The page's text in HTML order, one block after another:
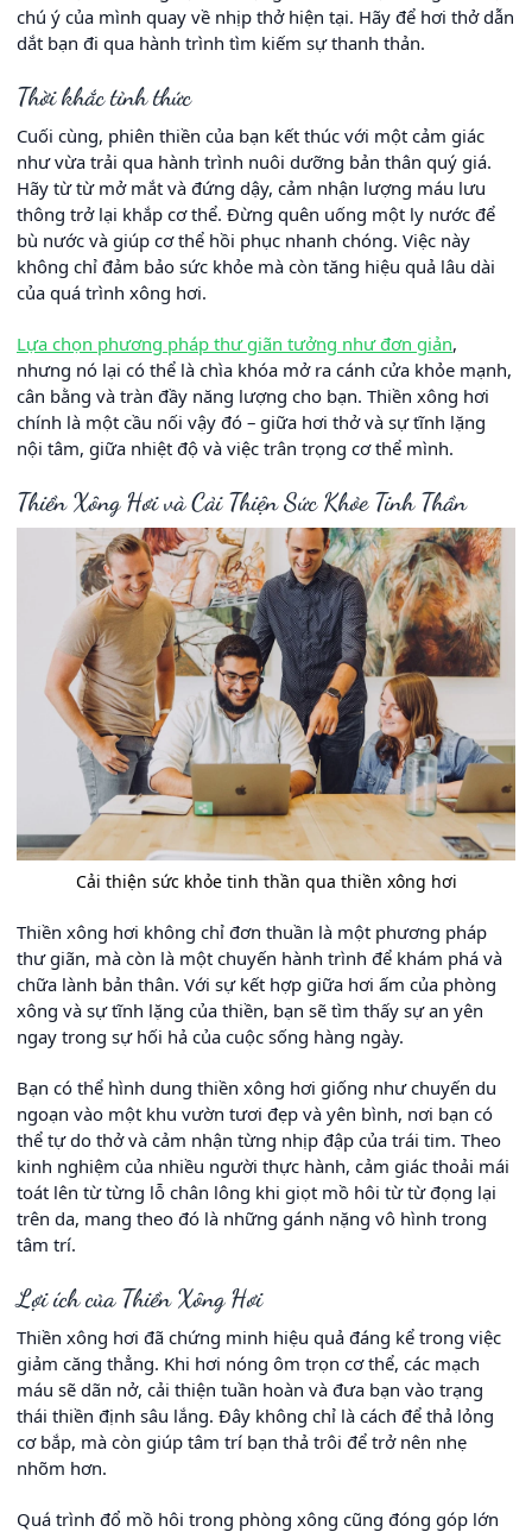
chú ý của mình quay về nhịp thở hiện tại. Hãy để hơi thở dẫn
dắt bạn đi qua hành trình tìm kiếm sự thanh thản.
Thời khắc tỉnh thức
Cuối cùng, phiên thiền của bạn kết thúc với một cảm giác
như vừa trải qua hành trình nuôi dưỡng bản thân quý giá.
Hãy từ từ mở mắt và đứng dậy, cảm nhận lượng máu lưu
thông trở lại khắp cơ thể. Đừng quên uống một ly nước để
bù nước và giúp cơ thể hồi phục nhanh chóng. Việc này
không chỉ đảm bảo sức khỏe mà còn tăng hiệu quả lâu dài
của quá trình xông hơi.
Lựa chọn phương pháp thư giãn tưởng như đơn giản,
nhưng nó lại có thể là chìa khóa mở ra cánh cửa khỏe mạnh,
cân bằng và tràn đầy năng lượng cho bạn. Thiền xông hơi
chính là một cầu nối vậy đó – giữa hơi thở và sự tĩnh lặng
nội tâm, giữa nhiệt độ và việc trân trọng cơ thể mình.
Thiền Xông Hơi và Cải Thiện Sức Khỏe Tinh Thần
Cải thiện sức khỏe tinh thần qua thiền xông hơi
Thiền xông hơi không chỉ đơn thuần là một phương pháp
thư giãn, mà còn là một chuyến hành trình để khám phá và
chữa lành bản thân. Với sự kết hợp giữa hơi ấm của phòng
xông và sự tĩnh lặng của thiền, bạn sẽ tìm thấy sự an yên
ngay trong sự hối hả của cuộc sống hàng ngày.
Bạn có thể hình dung thiền xông hơi giống như chuyến du
ngoạn vào một khu vườn tươi đẹp và yên bình, nơi bạn có
thể tự do thở và cảm nhận từng nhịp đập của trái tim. Theo
kinh nghiệm của nhiều người thực hành, cảm giác thoải mái
toát lên từ từng lỗ chân lông khi giọt mồ hôi từ từ đọng lại
trên da, mang theo đó là những gánh nặng vô hình trong
tâm trí.
Lợi ích của Thiền Xông Hơi
Thiền xông hơi đã chứng minh hiệu quả đáng kể trong việc
giảm căng thẳng. Khi hơi nóng ôm trọn cơ thể, các mạch
máu sẽ dãn nở, cải thiện tuần hoàn và đưa bạn vào trạng
thái thiền định sâu lắng. Đây không chỉ là cách để thả lỏng
cơ bắp, mà còn giúp tâm trí bạn thả trôi để trở nên nhẹ
nhõm hơn.
Quá trình đổ mồ hôi trong phòng xông cũng đóng góp lớn